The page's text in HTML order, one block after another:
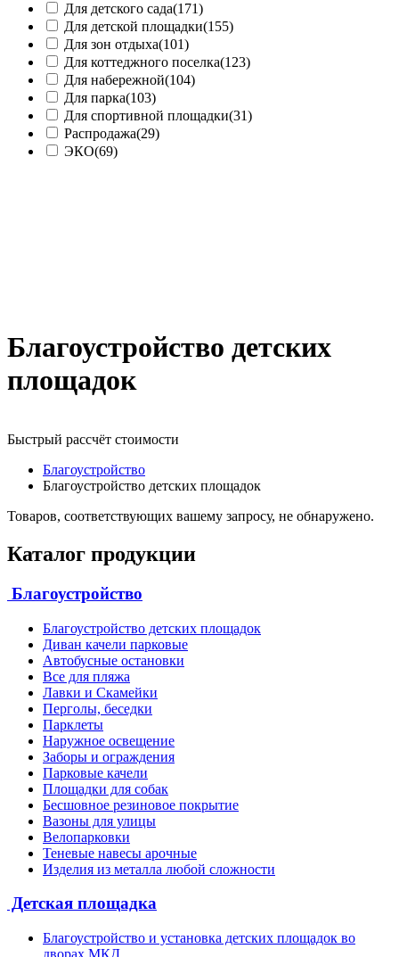
Для детского сада(171)
Для детской площадки(155)
Для зон отдыха(101)
Для коттеджного поселка(123)
Для набережной(104)
Для парка(103)
Для спортивной площадки(31)
Распродажа(29)
ЭКО(69)
Благоустройство детских
площадок
Быстрый рассчёт стоимости
Благоустройство
Благоустройство детских площадок
Товаров, соответствующих вашему запросу, не обнаружено.
Каталог продукции
Благоустройство
Благоустройство детских площадок
Диван качели парковые
Автобусные остановки
Все для пляжа
Лавки и Скамейки
Перголы, беседки
Парклеты
Наружное освещение
Заборы и ограждения
Парковые качели
Площадки для собак
Бесшовное резиновое покрытие
Вазоны для улицы
Велопарковки
Теневые навесы арочные
Изделия из металла любой сложности
Детская площадка
Благоустройство и установка детских площадок во
дворах МКД